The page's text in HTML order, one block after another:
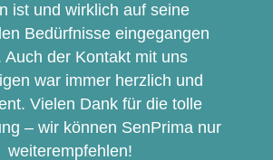
ist und wirklich auf seine
Bedürfnisse eingegangen
Auch der Kontakt mit uns
war immer herzlich und
Vielen Dank für die tolle
– wir können SenPrima nur
weiterempfehlen!